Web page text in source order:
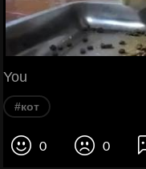
You
#кот
0 0